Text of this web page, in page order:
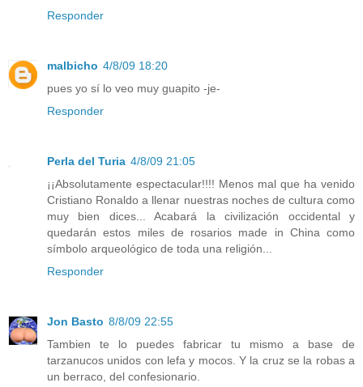
Responder
malbicho 4/8/09 18:20
pues yo sí lo veo muy guapito -je-
Responder
Perla del Turia 4/8/09 21:05
¡¡Absolutamente espectacular!!!! Menos mal que ha venido
Cristiano Ronaldo a llenar nuestras noches de cultura como
muy bien dices... Acabará la civilización occidental y
quedarán estos miles de rosarios made in China como
símbolo arqueológico de toda una religión...
Responder
Jon Basto 8/8/09 22:55
Tambien te lo puedes fabricar tu mismo a base de
tarzanucos unidos con lefa y mocos. Y la cruz se la robas a
un berraco, del confesionario.